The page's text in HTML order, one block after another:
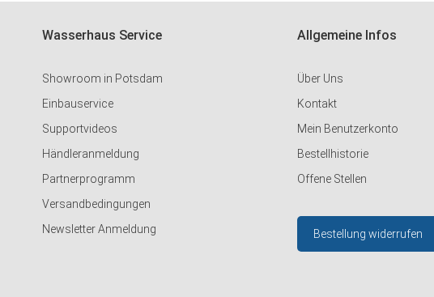
Wasserhaus Service
Showroom in Potsdam
Einbauservice
Supportvideos
Händleranmeldung
Partnerprogramm
Versandbedingungen
Newsletter Anmeldung
Allgemeine Infos
Über Uns
Kontakt
Mein Benutzerkonto
Bestellhistorie
Offene Stellen
Bestellung widerrufen